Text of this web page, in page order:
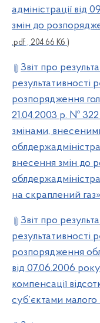
адміністрації
змін до
.pdf , 204.66 Кб )
Звіт про
результативності
розпорядження
21.04.2003 р. № 322
змінами,
внесення змін до
на скраплений газ»
Звіт про
результативності
розпорядження
від 07.06.2006
компенсації
суб’єктами